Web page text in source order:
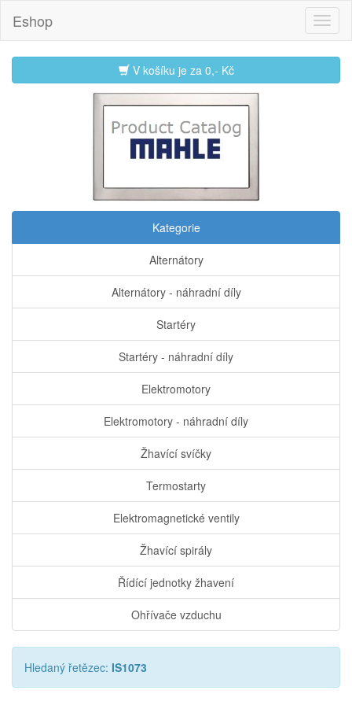
Eshop
V košíku je za 0,- Kč
Kategorie
Alternátory
Alternátory - náhradní díly
Startéry
Startéry - náhradní díly
Elektromotory
Elektromotory - náhradní díly
Žhavící svíčky
Termostarty
Elektromagnetické ventily
Žhavící spirály
Řídící jednotky žhavení
Ohřívače vzduchu
Hledaný řetězec: IS1073